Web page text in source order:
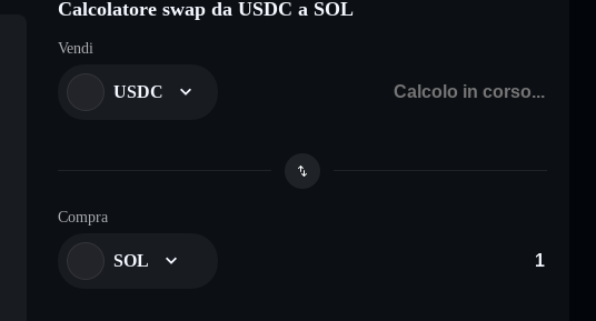
Calcolatore swap da USDC a SOL
Vendi
USDC
Compra
SOL